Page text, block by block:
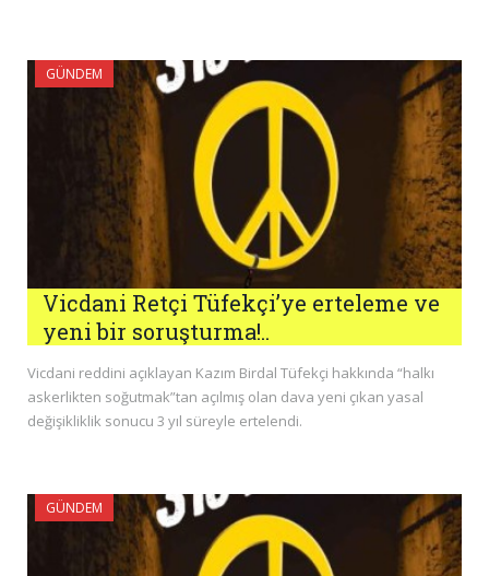
GÜNDEM
Vicdani Retçi Tüfekçi’ye erteleme ve
yeni bir soruşturma!..
Vicdani reddini açıklayan Kazım Birdal Tüfekçi hakkında “halkı
askerlikten soğutmak”tan açılmış olan dava yeni çıkan yasal
değişikliklik sonucu 3 yıl süreyle ertelendi.
GÜNDEM